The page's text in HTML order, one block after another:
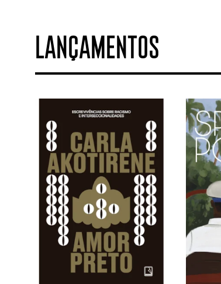
LANÇAMENTOS